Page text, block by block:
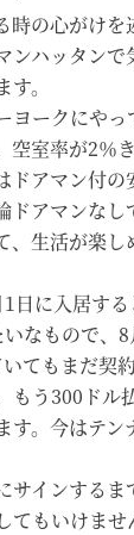
時の心がけを
ンハッタン
。
ヨークにや
空室率が2％
ドアマン付
ドアマンなし
、生活が楽
日に入居す
なもので、
てもまだ契
もう300ドル
す。今はテ
サインする
もいけませ